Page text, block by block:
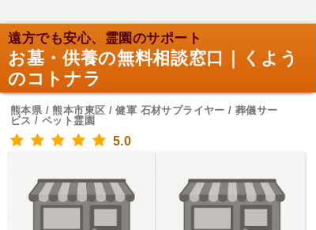
遠方でも安心、霊園のサポート
お墓・供養の無料相談窓口｜くよう
のコトナラ
熊本県 / 熊本市東区 / 健軍 石材サプライヤー / 葬儀サー
ビス / ペット霊園
5.0